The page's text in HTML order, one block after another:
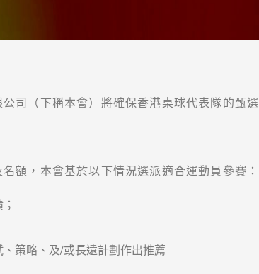
司（下稱本會）將確保香港桌球代表隊的甄
額，本會基於以下情況選派適合運動員參賽：
策略、及/或長遠計劃作出推薦